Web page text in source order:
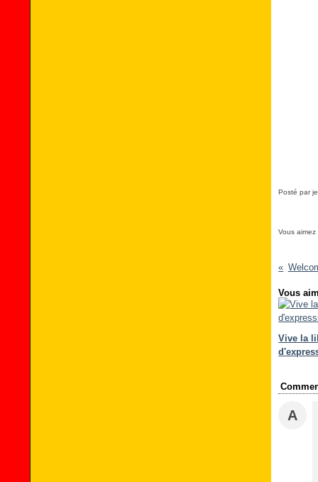
Posté par
Vous aimez
Vous
Vive la
A